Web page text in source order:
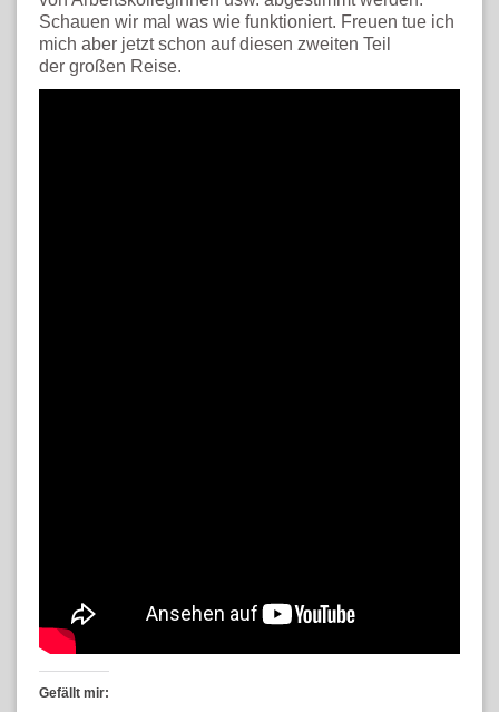
Schauen wir mal was wie funktioniert. Freuen tue ich
mich aber jetzt schon auf diesen zweiten Teil
der großen Reise.
Gefällt mir: